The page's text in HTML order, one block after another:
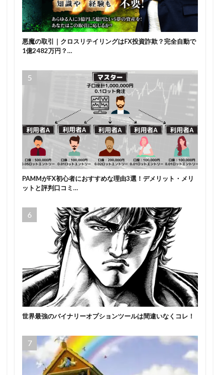
悪魔の取引｜クロスリテイリングはFX投資詐欺？完全自動で
1億2482万円？…
PAMMがFX初心者におすすめな理由3選！デメリット・メリ
ットと評判口コミ…
世界最強のバイナリーオプションツールは間違いなくコレ！